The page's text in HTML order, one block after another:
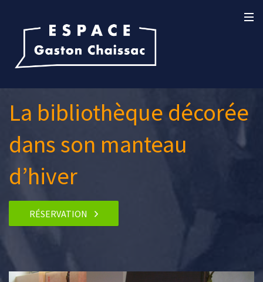
La bibliothèque décorée
dans son manteau
d’hiver
RÉSERVATION